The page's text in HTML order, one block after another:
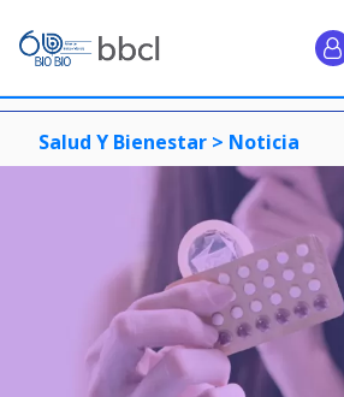
Salud Y Bienestar > Noticia